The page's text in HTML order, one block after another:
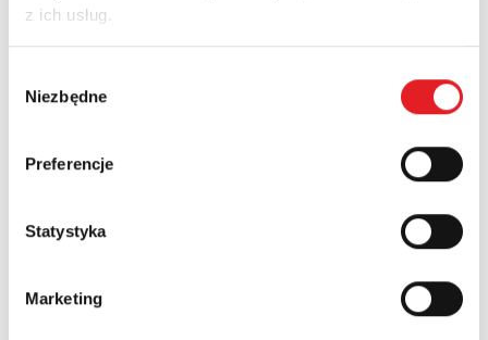
z ich usług.
zgody
Niezbędne
Preferencje
Statystyka
Marketing
Numer telefonu:
Województwo: